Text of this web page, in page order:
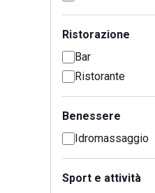
Ristorazione
Bar
Ristorante
Benessere
Idromassaggio
Sport e attività